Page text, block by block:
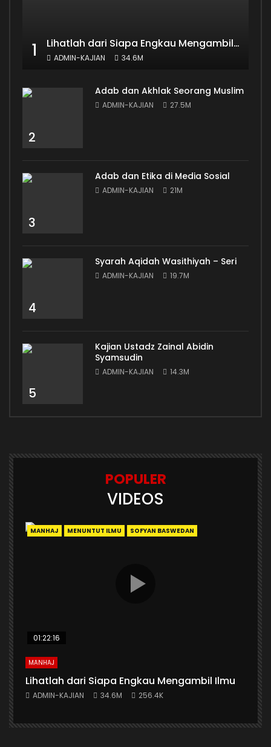
1 Lihatlah dari Siapa Engkau Mengambil Ilmu
ADMIN-KAJIAN 34.6M
2
Adab dan Akhlak Seorang Muslim
ADMIN-KAJIAN 27.5M
3
Adab dan Etika di Media Sosial
ADMIN-KAJIAN 21M
4
Syarah Aqidah Wasithiyah – Seri
ADMIN-KAJIAN 19.7M
5
Kajian Ustadz Zainal Abidin
Syamsudin
ADMIN-KAJIAN 14.3M
POPULER
VIDEOS
MANHAJ MENUNTUT ILMU SOFYAN BASWEDAN
01:22:16
MANHAJ
Lihatlah dari Siapa Engkau Mengambil Ilmu
ADMIN-KAJIAN 34.6M 256.4K